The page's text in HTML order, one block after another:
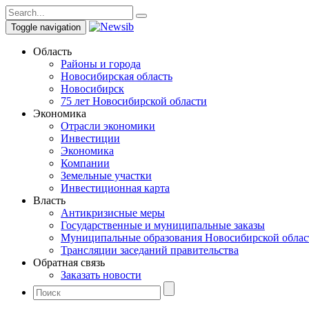
Toggle navigation
Область
Районы и города
Новосибирская область
Новосибирск
75 лет Новосибирской области
Экономика
Отрасли экономики
Инвестиции
Экономика
Компании
Земельные участки
Инвестиционная карта
Власть
Антикризисные меры
Государственные и муниципальные заказы
Муниципальные образования Новосибирской
Трансляции заседаний правительства
Обратная связь
Заказать новости